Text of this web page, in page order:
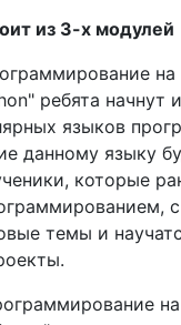
из 3-х модулей
на
ребята начнут
языков
данному языку
которые
темы и